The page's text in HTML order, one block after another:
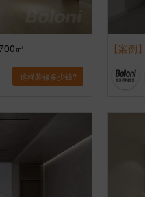
㎡
这样装修多少钱?
【案例